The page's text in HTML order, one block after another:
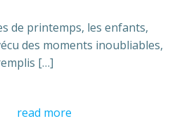
de printemps, les enfants,
des moments inoubliables,
[…]
read more